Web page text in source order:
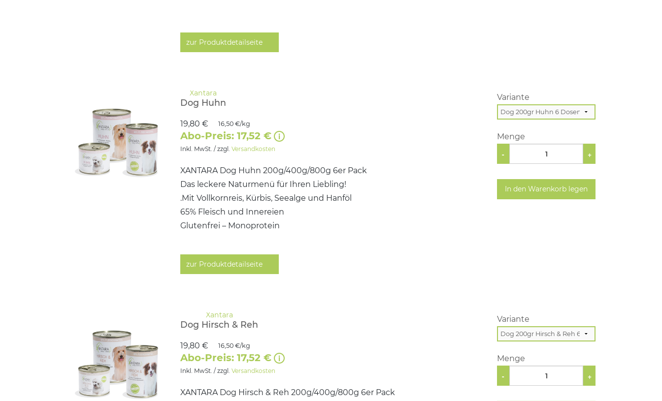
zur Produktdetailseite
Dog Huhn
XANTARA Dog Huhn 200g/400g/800g 6er Pack
Das leckere Naturmenü für Ihren Liebling!
.Mit Vollkornreis, Kürbis, Seealge und Hanföl
65% Fleisch und Innereien
Glutenfrei – Monoprotein
19,80 € 16,50 €/kg
Abo-Preis: 17,52 €
Inkl. MwSt. / zzgl. Versandkosten
Variante
Menge
- +
In den Warenkorb legen
zur Produktdetailseite
Dog Hirsch & Reh
XANTARA Dog Hirsch & Reh 200g/400g/800g 6er Pack
19,80 € 16,50 €/kg
Abo-Preis: 17,52 €
Inkl. MwSt. / zzgl. Versandkosten
Variante
Menge
- +